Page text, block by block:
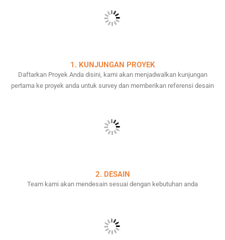
1. KUNJUNGAN PROYEK
Daftarkan Proyek Anda disini, kami akan menjadwalkan kunjungan
pertama ke proyek anda untuk survey dan memberikan referensi desain
2. DESAIN
Team kami akan mendesain sesuai dengan kebutuhan anda